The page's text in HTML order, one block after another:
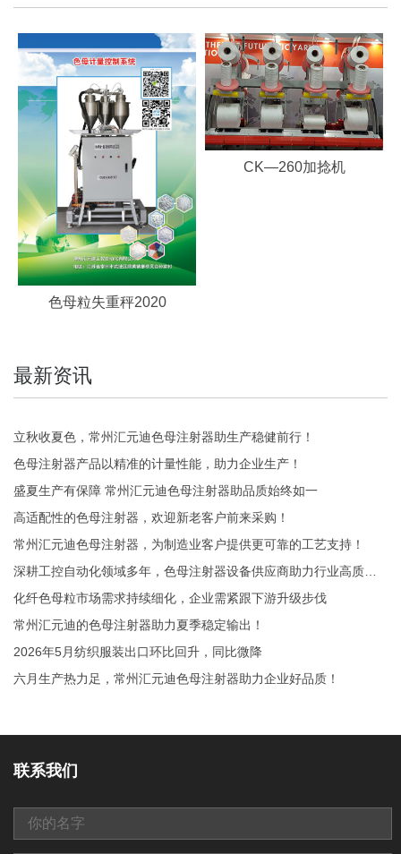
色母粒失重秤2020
CK—260加捻机
最新资讯
立秋收夏色，常州汇元迪色母注射器助生产稳健前行！
色母注射器产品以精准的计量性能，助力企业生产！
盛夏生产有保障 常州汇元迪色母注射器助品质始终如一
高适配性的色母注射器，欢迎新老客户前来采购！
常州汇元迪色母注射器，为制造业客户提供更可靠的工艺支持！
化纤色母粒市场需求持续细化，企业需紧跟下游升级步伐
常州汇元迪的色母注射器助力夏季稳定输出！
2026年5月纺织服装出口环比回升，同比微降
六月生产热力足，常州汇元迪色母注射器助力企业好品质！
联系我们